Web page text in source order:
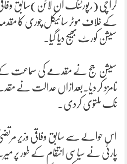
کراچی (رپورٹنگ آن لائن)سابق وفاقی
کے خلاف موٹر سائیکل چوری کا
سیشن کورٹ بھیج دیا گیا۔
سیشن جج نے مقدمے کی سماعت کے
تک ملتوی کردی۔
اس حوالے سے سابق وفاقی وزیر مرتضیٰ